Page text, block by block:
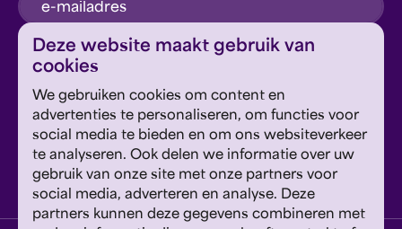
Deze website maakt gebruik van
cookies
We gebruiken cookies om content en
advertenties te personaliseren, om functies voor
social media te bieden en om ons websiteverkeer
te analyseren. Ook delen we informatie over uw
gebruik van onze site met onze partners voor
social media, adverteren en analyse. Deze
partners kunnen deze gegevens combineren met
inschrijven
Google's Privacyverklaring en Servicevoorwaarden
van toepassing.
Geef om Philzuid en steun ons!
steun ons